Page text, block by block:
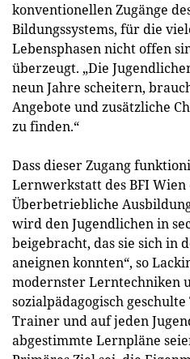
konventionellen Zugänge
Bildungssystems, für die
Lebensphasen nicht offen
überzeugt. „Die
neun Jahre scheitern,
Angebote und zusätzliche
zu finden.“
Dass dieser Zugang
Lernwerkstatt des BFI Wien
Überbetriebliche
wird den Jugendlichen in
beigebracht, das sie sich in
aneignen konnten“, so
modernster Lerntechniken
sozialpädagogisch
Trainer und auf jeden
abgestimmte Lernpläne